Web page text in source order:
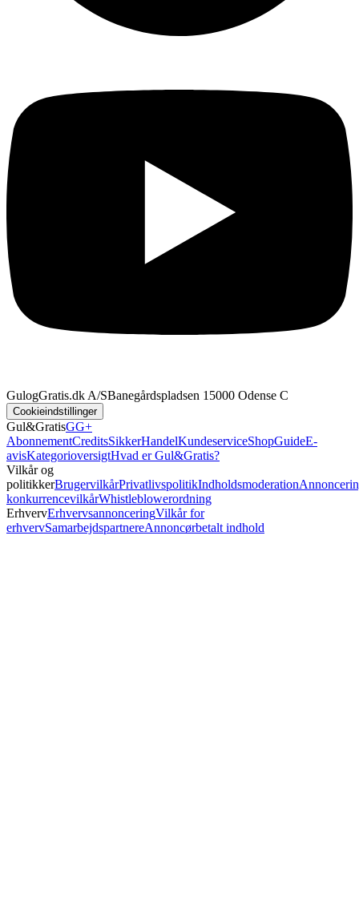
GulogGratis.dk A/SBanegårdspladsen 1 5000 Odense C
Cookieindstillinger
Gul&GratisGG+
AbonnementCreditsSikkerHandelKundeserviceShopGuideE-
avisKategorioversigtHvad er Gul&Gratis?
Vilkår og
politikkerBrugervilkårPrivatlivspolitikIndholdsmoderation
konkurrencevilkårWhistleblowerordning
ErhvervErhvervsannonceringVilkår for
erhvervSamarbejdspartnereAnnoncørbetalt indhold